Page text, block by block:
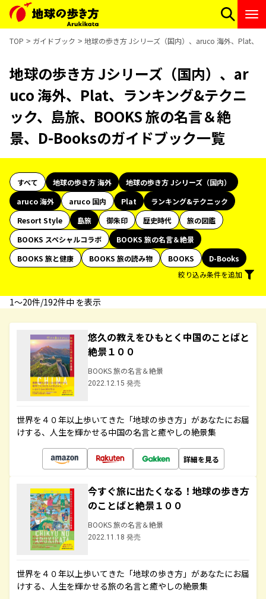
TOP ガイドブック 地球の歩き方 Jシリーズ（国内）、aruco 海外、Plat、
地球の歩き方 Jシリーズ（国内）、ar
uco 海外、Plat、ランキング&テクニ
ック、島旅、BOOKS 旅の名言＆絶
景、D-Booksのガイドブック一覧
すべて 地球の歩き方 海外
地球の歩き方 Jシリーズ（国内）
aruco 海外
aruco 国内 Plat
ランキング&テクニック
Resort Style
島旅 御朱印 歴史時代
旅の図鑑
BOOKS スペシャルコラボ
BOOKS 旅の名言＆絶景
BOOKS 旅と健康
BOOKS 旅の読み物 BOOKS
D-Books
絞り込み条件を追加
1〜20件/192件中 を表示
悠久の教えをひもとく中国のことばと
絶景１００
BOOKS 旅の名言＆絶景
2022.12.15 発売
世界を４０年以上歩いてきた「地球の歩き方」があなたにお届
けする、人生を輝かせる中国の名言と癒やしの絶景集
詳細を見る
今すぐ旅に出たくなる！地球の歩き方
のことばと絶景１００
BOOKS 旅の名言＆絶景
2022.11.18 発売
世界を４０年以上歩いてきた「地球の歩き方」があなたにお届
けする、人生を輝かせる旅の名言と癒やしの絶景集